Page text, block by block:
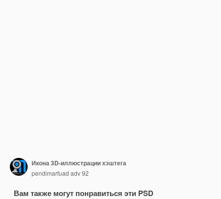
Икона 3D-иллюстрации хэштега
pendimarfuad adv 92
Вам также могут понравиться эти PSD